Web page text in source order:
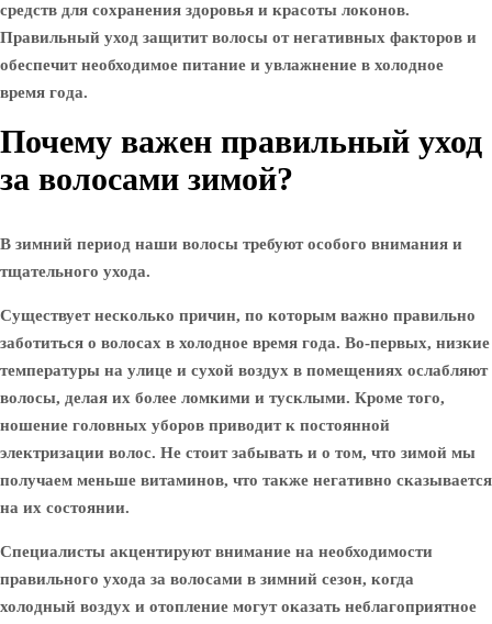
средств для сохранения здоровья и красоты локонов.
Правильный уход защитит волосы от негативных факторов и
обеспечит необходимое питание и увлажнение в холодное
время года.
Почему важен правильный уход
за волосами зимой?
В зимний период наши волосы требуют особого внимания и
тщательного ухода.
Существует несколько причин, по которым важно правильно
заботиться о волосах в холодное время года. Во-первых, низкие
температуры на улице и сухой воздух в помещениях ослабляют
волосы, делая их более ломкими и тусклыми. Кроме того,
ношение головных уборов приводит к постоянной
электризации волос. Не стоит забывать и о том, что зимой мы
получаем меньше витаминов, что также негативно сказывается
на их состоянии.
Специалисты акцентируют внимание на необходимости
правильного ухода за волосами в зимний сезон, когда
холодный воздух и отопление могут оказать неблагоприятное